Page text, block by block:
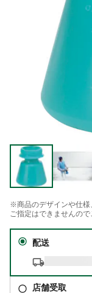
※商品のデザインや仕様
ご指定はできませんので
配送
店舗受取